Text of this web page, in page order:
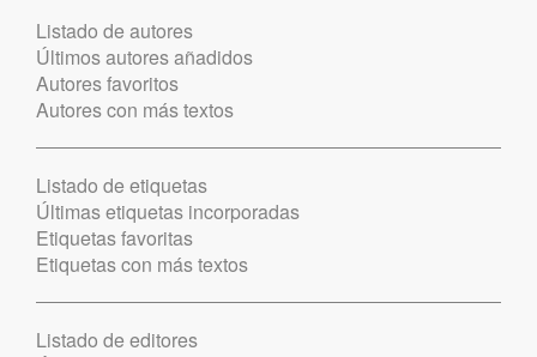
Listado de autores
Últimos autores añadidos
Autores favoritos
Autores con más textos
Listado de etiquetas
Últimas etiquetas incorporadas
Etiquetas favoritas
Etiquetas con más textos
Listado de editores